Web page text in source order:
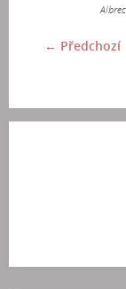
← Předchozí